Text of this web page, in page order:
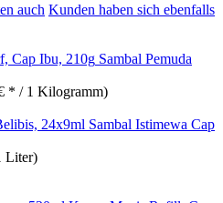
auch Kunden haben sich ebenfalls
Sambal Pemuda
* / 1 Kilogramm)
Sambal Istimewa Cap
Liter)